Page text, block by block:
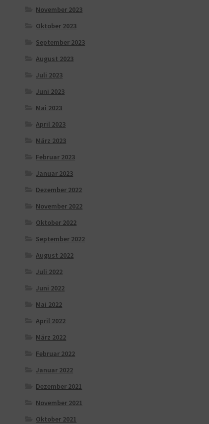
November 2023
Oktober 2023
September 2023
August 2023
Juli 2023
Juni 2023
Mai 2023
April 2023
März 2023
Februar 2023
Januar 2023
Dezember 2022
November 2022
Oktober 2022
September 2022
August 2022
Juli 2022
Juni 2022
Mai 2022
April 2022
März 2022
Februar 2022
Januar 2022
Dezember 2021
November 2021
Oktober 2021